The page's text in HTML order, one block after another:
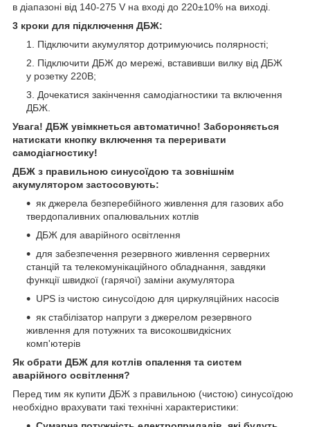
в діапазоні від 140-275 V на вході до 220±10% на виході.
3 кроки для підключення ДБЖ:
Підключити акумулятор дотримуючись полярності;
Підключити ДБЖ до мережі, вставивши вилку від ДБЖ
у розетку 220В;
Дочекатися закінчення самодіагностики та включення
ДБЖ.
Увага! ДБЖ увімкнеться автоматично! Забороняється
натискати кнопку включення та переривати
самодіагностику!
ДБЖ з правильною синусоїдою та зовнішнім
акумулятором застосовують:
як джерела безперебійного живлення для газових або
твердопаливних опалювальних котлів
ДБЖ для аварійного освітлення
для забезпечення резервного живлення серверних
станцій та телекомунікаційного обладнання, завдяки
функції швидкої (гарячої) заміни акумулятора
UPS із чистою синусоїдою для циркуляційних насосів
як стабілізатор напруги з джерелом резервного
живлення для потужних та високошвидкісних
комп'ютерів
Як обрати ДБЖ для котлів опалення та систем
аварійного освітлення?
Перед тим як купити ДБЖ з правильною (чистою) синусоїдою
необхідно врахувати такі технічні характеристики: